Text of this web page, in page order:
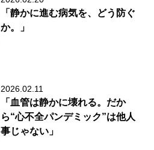
「静かに進む病気を、どう防ぐ
か。」
2026.02.11
「血管は静かに壊れる。だか
ら“心不全パンデミック”は他人
事じゃない」